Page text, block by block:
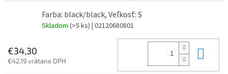
Farba: black/black, Veľkosť: S
Skladom (>5 ks) | 02120680801
€34,30
€42,19 vrátane DPH